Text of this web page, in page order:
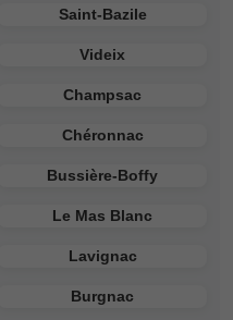
Saint-Bazile
Videix
Champsac
Chéronnac
Bussière-Boffy
Le Mas Blanc
Lavignac
Burgnac